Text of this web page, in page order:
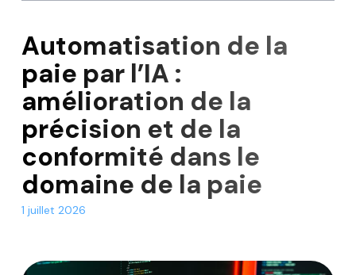
Automatisation de la
paie par l’IA :
amélioration de la
précision et de la
conformité dans le
domaine de la paie
1 juillet 2026